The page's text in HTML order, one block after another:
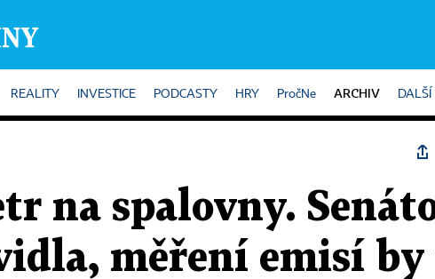
REALITY INVESTICE PODCASTY HRY PročNe ARCHIV DALŠÍ
na spalovny.
měření emisí by